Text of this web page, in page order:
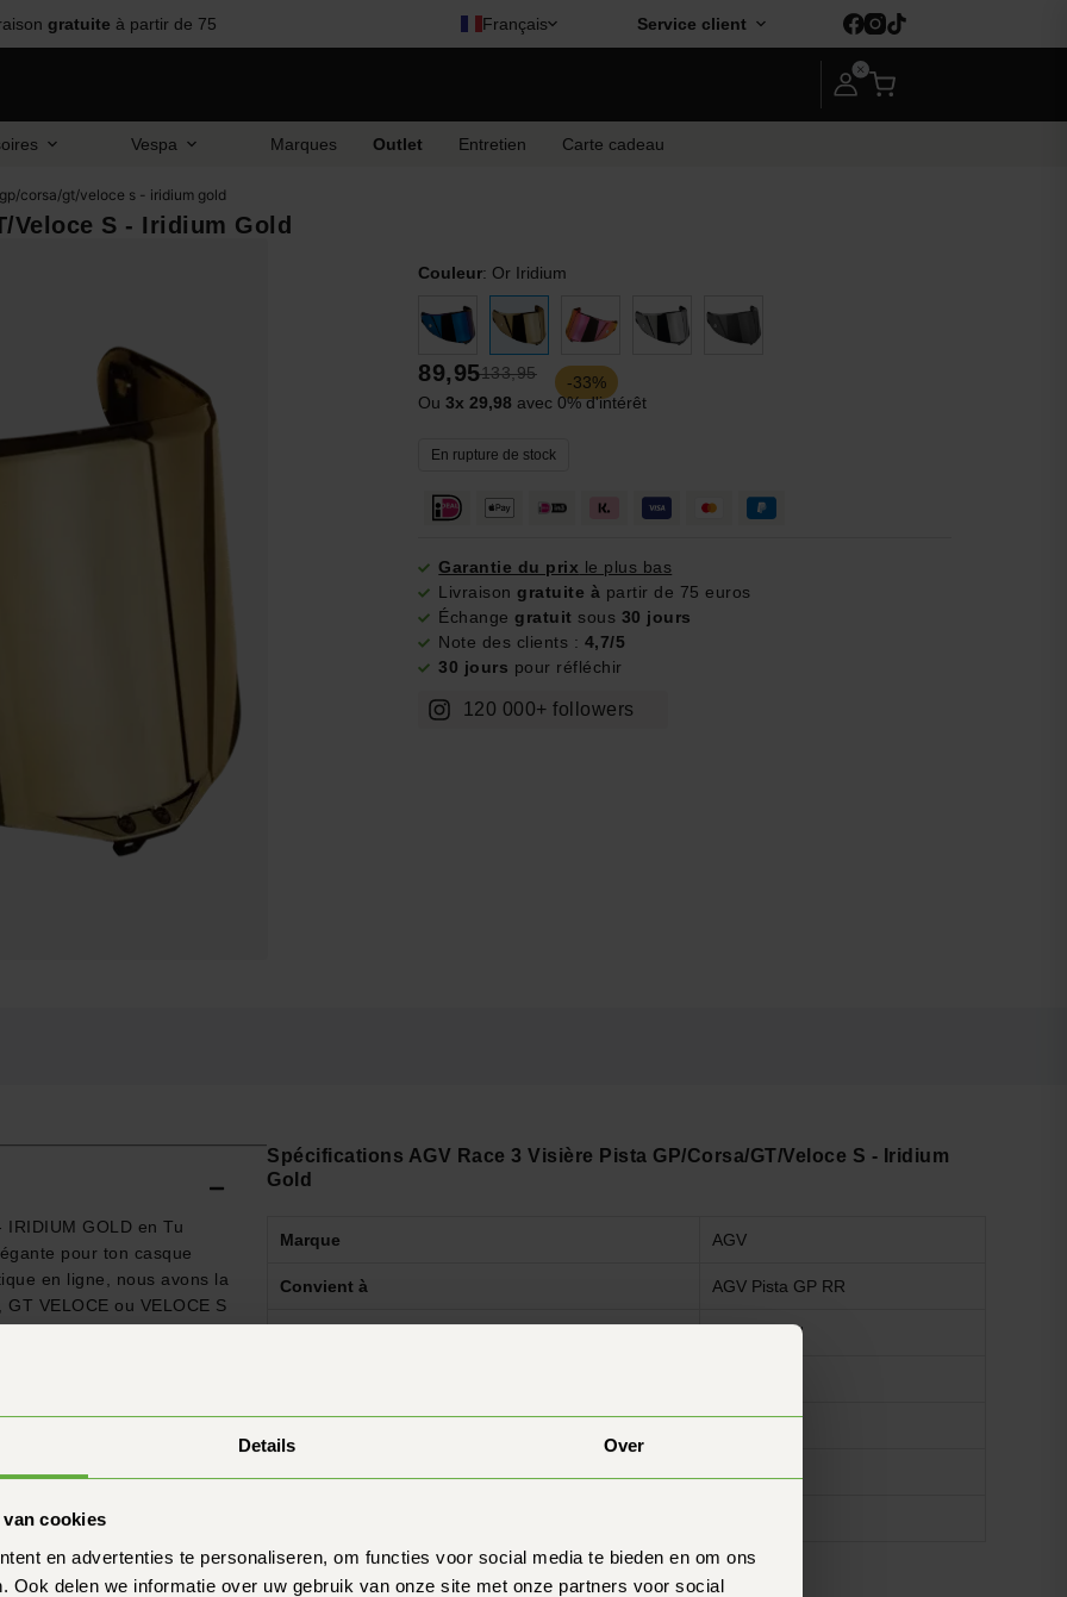
Details Over
cookies
en advertenties te personaliseren, om functies voor social media te bieden en om ons
Ook delen we informatie over uw gebruik van onze site met onze partners voor social
gratuite à partir de 75 Français Service client
Vespa Marques Outlet Entretien Carte cadeau
corsa/gt/veloce s - iridium gold
Veloce S - Iridium Gold
Couleur: Or Iridium
133,95
89,95
-33%
Ou 3x 29,98 avec 0% d'intérêt
En rupture de stock
Garantie du prix le plus bas
Livraison gratuite à partir de 75 euros
Échange gratuitsous 30 jours
Note des clients : 4,7/5
30 jours pour réfléchir
120 000+ followers
IRIDIUM GOLD en Tu
pour ton casque
en ligne, nous avons la
VELOCE ou VELOCE S
dans la magnifique teinte
frappant...
Spécifications AGV Race 3 Visière Pista GP/Corsa/GT/Veloce S - Iridium
Gold
Marque AGV
Convient à AGV Pista GP RR
Iridium Gold